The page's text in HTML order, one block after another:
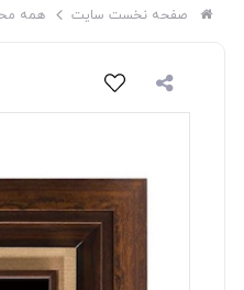
صفحه نخست سایت همه